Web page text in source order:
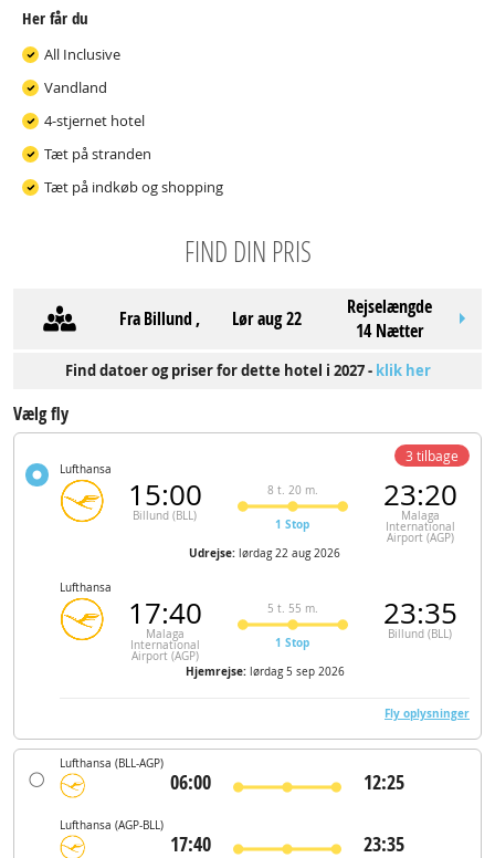
Her får du
All Inclusive
Vandland
4-stjernet hotel
Tæt på stranden
Tæt på indkøb og shopping
FIND DIN PRIS
FraBillund, lør aug 22
Rejselængde
14 Nætter
Find datoer og priser for dette hotel i 2027 - klik her
Vælg fly
Lufthansa
15:00
Billund (BLL)
8 t. 20 m.
1 Stop
23:20
Malaga
International
Airport (AGP)
Udrejse: lørdag 22 aug 2026
Lufthansa
17:40
Malaga
International
Airport (AGP)
5 t. 55 m.
1 Stop
23:35
Billund (BLL)
Hjemrejse: lørdag 5 sep 2026
3 tilbage
Fly oplysninger
Lufthansa (BLL-AGP)
06:00 12:25
Lufthansa (AGP-BLL)
17:40 23:35